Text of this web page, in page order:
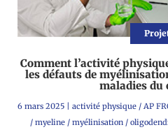
Comment l’activité
les défauts de
maladies du
6 mars 2025 | activité physique / AP
/ myeline/ myélinisation/